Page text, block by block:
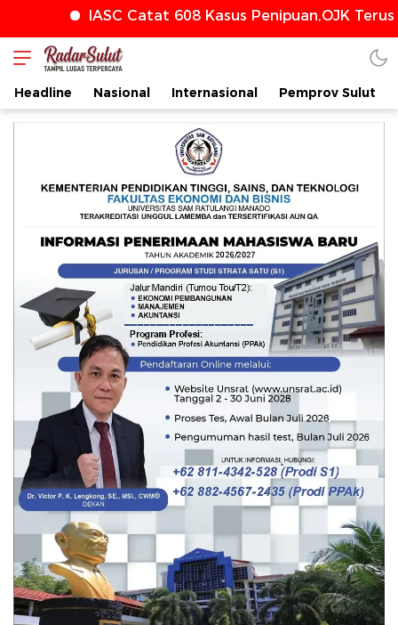
IASC Catat 608 Kasus Penipuan,OJK Terus
Headline Nasional Internasional Pemprov Sulut